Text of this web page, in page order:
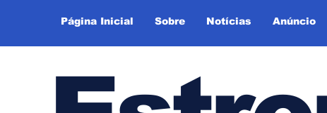
Página Inicial Sobre Notícias Anúncio